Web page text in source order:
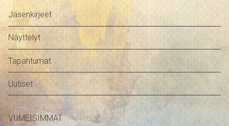
Jäsenkirjeet
Näyttelyt
Tapahtumat
Uutiset
VIIMEISIMMÄT